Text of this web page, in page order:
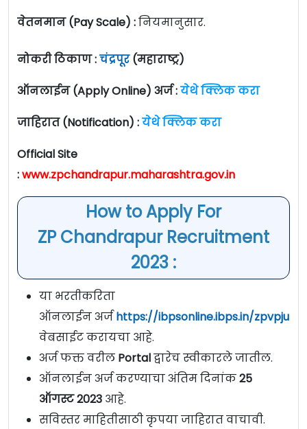
वेतनमान (Pay Scale) :नियमानुसार.
नोकरी ठिकाण :चंद्रपूर(महाराष्ट्र)
ऑनलाईन (Apply Online) अर्ज :येथे क्लिक करा
जाहिरात (Notification) :येथे क्लिक करा
Official Site
:www.zpchandrapur.maharashtra.gov.in
How to Apply For
ZP Chandrapur Recruitment
2023 :
या भरतीकरिता
ऑनलाईन अर्जhttps://ibpsonline.ibps.in/
वेबसाईट करायचा आहे.
अर्ज फक्त वरील Portalद्वारेच स्वीकारले जातील.
ऑनलाईन अर्ज करण्याचा अंतिम दिनांक25
ऑगस्ट 2023 आहे.
सविस्तर माहितीसाठी कृपया जाहिरात वाचावी.